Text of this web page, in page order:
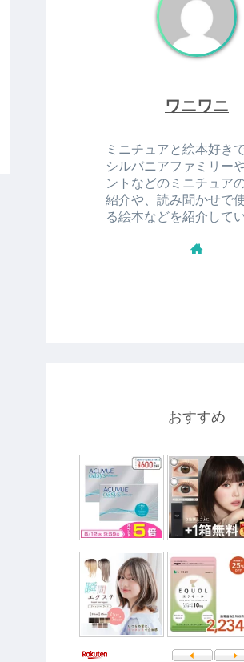
ワニワニ
ミニチュアと絵本好きで
シルバニアファミリー
ントなどのミニチュア
紹介や、読み聞かせで
る絵本などを紹介して
おすすめ